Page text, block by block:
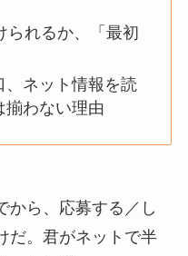
られるか、「最初
ネット情報を読
揃わない理由
から、応募する／し
だ。君がネットで半